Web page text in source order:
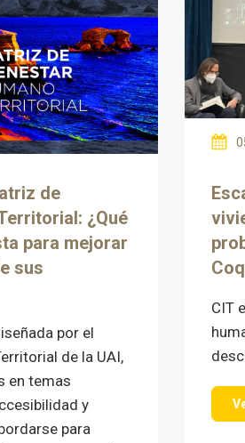
de
¿Qué
para mejorar
sus
por el
de la UAI,
en temas
y
para
CIT